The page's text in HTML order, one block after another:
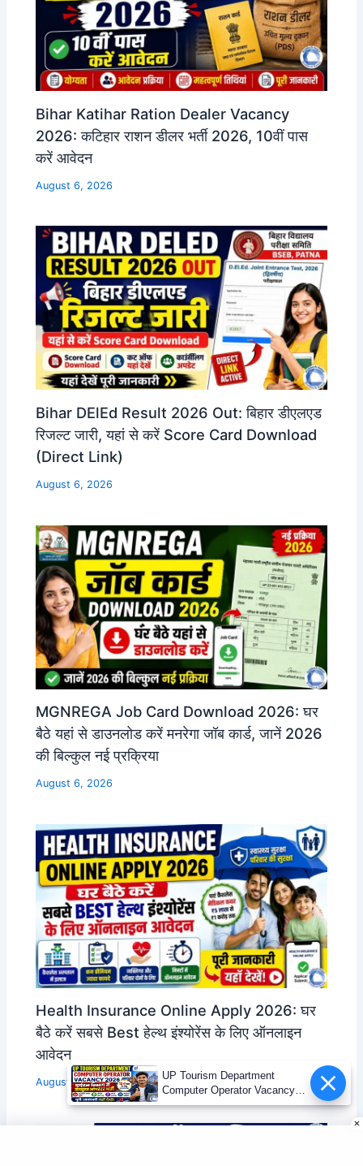
Bihar Katihar Ration Dealer Vacancy
2026: कटिहार राशन डीलर भर्ती 2026, 10वीं पास
करें आवेदन
August 6, 2026
Bihar DElEd Result 2026 Out: बिहार डीएलएड
रिजल्ट जारी, यहां से करें Score Card Download
(Direct Link)
August 6, 2026
MGNREGA Job Card Download 2026: घर
बैठे यहां से डाउनलोड करें मनरेगा जॉब कार्ड, जानें 2026
की बिल्कुल नई प्रक्रिया
August 6, 2026
Health Insurance Online Apply 2026: घर
बैठे करें सबसे Best हेल्थ इंश्योरेंस के लिए ऑनलाइन
आवेदन
August 5, 2026
UP Tourism Department
Computer Operator Vacancy
2026 | 12वीं पास भर्ती